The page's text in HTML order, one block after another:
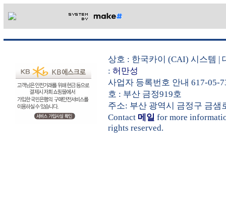
상호 : 한국카이 (CAI) 시스템 |
: 허만성
사업자 등록번호 안내 617-05-
호 : 부산 금정919호
주소: 부산 광역시 금정구 금샘
Contact 메일 for more
rights reserved.